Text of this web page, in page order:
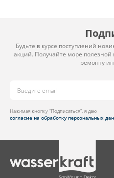
Будьте в курсе поступлений
акций. Получайте море
ремонту
Нажимая кнопку “Подписаться”, я даю
согласие на обработку персональных